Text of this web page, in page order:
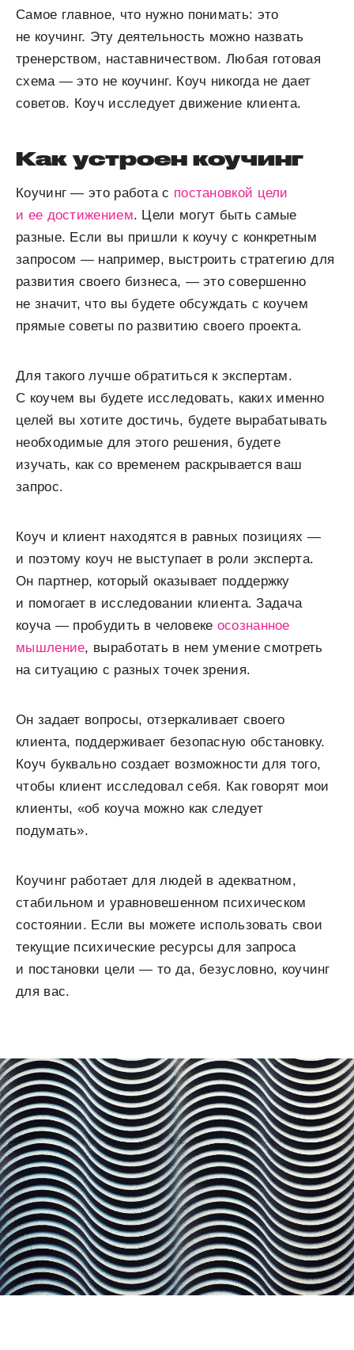
Самое главное, что нужно понимать: это
не коучинг. Эту деятельность можно назвать
тренерством, наставничеством. Любая готовая
схема — это не коучинг. Коуч никогда не дает
советов. Коуч исследует движение клиента.
Как устроен коучинг
Коучинг — это работа с постановкой цели
и ее достижением. Цели могут быть самые
разные. Если вы пришли к коучу с конкретным
запросом — например, выстроить стратегию для
развития своего бизнеса, — это совершенно
не значит, что вы будете обсуждать с коучем
прямые советы по развитию своего проекта.
Для такого лучше обратиться к экспертам.
С коучем вы будете исследовать, каких именно
целей вы хотите достичь, будете вырабатывать
необходимые для этого решения, будете
изучать, как со временем раскрывается ваш
запрос.
Коуч и клиент находятся в равных позициях —
и поэтому коуч не выступает в роли эксперта.
Он партнер, который оказывает поддержку
и помогает в исследовании клиента. Задача
коуча — пробудить в человеке осознанное
мышление, выработать в нем умение смотреть
на ситуацию с разных точек зрения.
Он задает вопросы, отзеркаливает своего
клиента, поддерживает безопасную обстановку.
Коуч буквально создает возможности для того,
чтобы клиент исследовал себя. Как говорят мои
клиенты, «об коуча можно как следует
подумать».
Коучинг работает для людей в адекватном,
стабильном и уравновешенном психическом
состоянии. Если вы можете использовать свои
текущие психические ресурсы для запроса
и постановки цели — то да, безусловно, коучинг
для вас.